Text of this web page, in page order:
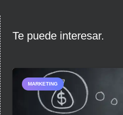
Te puede interesar.
MARKETING